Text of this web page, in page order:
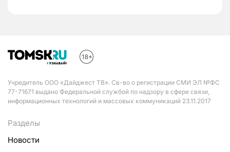
Учредитель ООО «Дайджест ТВ». Св-во о регистрации СМИ ЭЛ №ФС
77-71671 выдано Федеральной службой по надзору в сфере связи,
информационных технологий и массовых коммуникаций 23.11.2017
Разделы
Новости